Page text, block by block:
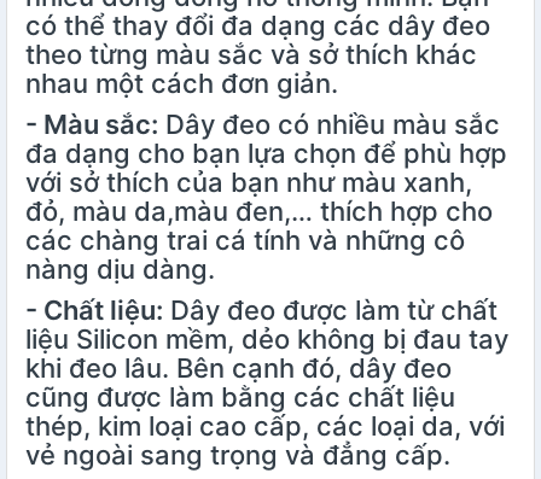
có thể thay đổi đa dạng các dây đeo
theo từng màu sắc và sở thích khác
nhau một cách đơn giản.
- Màu sắc: Dây đeo có nhiều màu sắc
đa dạng cho bạn lựa chọn để phù hợp
với sở thích của bạn như màu xanh,
đỏ, màu da,màu đen,… thích hợp cho
các chàng trai cá tính và những cô
nàng dịu dàng.
- Chất liệu: Dây đeo được làm từ chất
liệu Silicon mềm, dẻo không bị đau tay
khi đeo lâu. Bên cạnh đó, dây đeo
cũng được làm bằng các chất liệu
thép, kim loại cao cấp, các loại da, với
vẻ ngoài sang trọng và đẳng cấp.